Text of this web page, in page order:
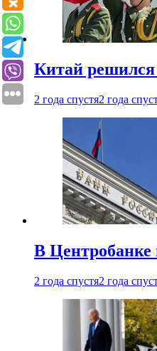
Китай решился
2 года спустя2 года
В
2 года спустя2 года